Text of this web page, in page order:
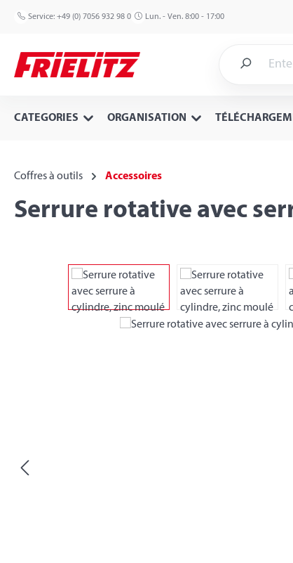
to main content
Skip to search
Skip to main navigation
Service: +49 (0) 7056 932 98 0 Lun. - Ven. 8:00 - 17:00
CATEGORIES ORGANISATION
Coffres à outils Accessoires
Serrure rotative avec
Skip image gallery